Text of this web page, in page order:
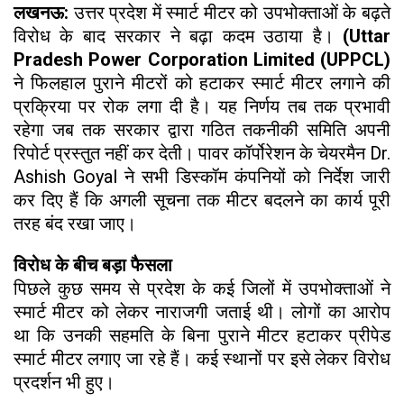
लखनऊ:उत्तर प्रदेश में स्मार्ट मीटर को उपभोक्ताओं के बढ़ते
विरोध के बाद सरकार ने बढ़ा कदम उठाया है। (Uttar
Pradesh Power Corporation Limited (UPPCL)
ने फिलहाल पुराने मीटरों को हटाकर स्मार्ट मीटर लगाने की
प्रक्रिया पर रोक लगा दी है। यह निर्णय तब तक प्रभावी
रहेगा जब तक सरकार द्वारा गठित तकनीकी समिति अपनी
रिपोर्ट प्रस्तुत नहीं कर देती। पावर कॉर्पोरेशन के चेयरमैन Dr.
Ashish Goyal ने सभी डिस्कॉम कंपनियों को निर्देश जारी
कर दिए हैं कि अगली सूचना तक मीटर बदलने का कार्य पूरी
तरह बंद रखा जाए।
विरोध के बीच बड़ा फैसला
पिछले कुछ समय से प्रदेश के कई जिलों में उपभोक्ताओं ने
स्मार्ट मीटर को लेकर नाराजगी जताई थी। लोगों का आरोप
था कि उनकी सहमति के बिना पुराने मीटर हटाकर प्रीपेड
स्मार्ट मीटर लगाए जा रहे हैं। कई स्थानों पर इसे लेकर विरोध
प्रदर्शन भी हुए।